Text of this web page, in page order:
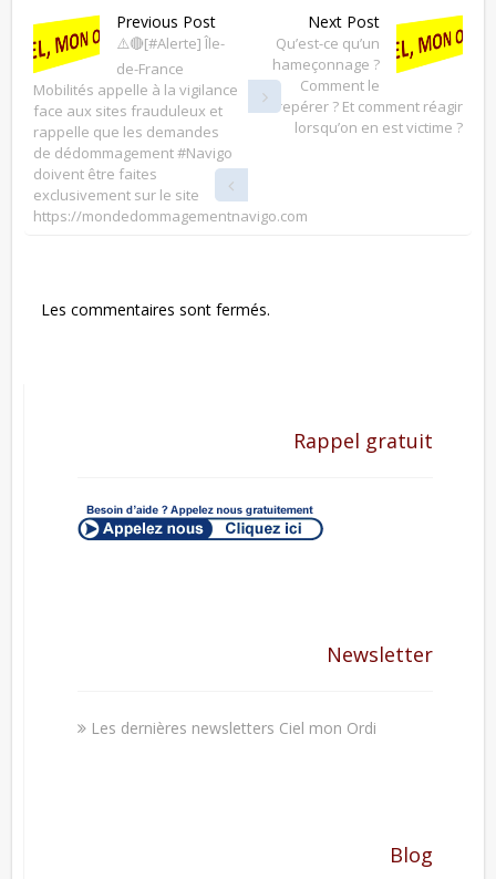
Previous Post
⚠️🔴[#Alerte] Île-
de-France
Mobilités appelle à la vigilance
face aux sites frauduleux et
rappelle que les demandes
de dédommagement #Navigo
doivent être faites
exclusivement sur le site
https://mondedommagementnavigo.com
Next Post
Qu’est-ce qu’un
hameçonnage ?
Comment le
repérer ? Et comment réagir
lorsqu’on en est victime ?
Les commentaires sont fermés.
Rappel gratuit
Newsletter
Les dernières newsletters Ciel mon Ordi
Blog